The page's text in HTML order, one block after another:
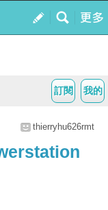
我的
訂閱
thierryhu626rmt